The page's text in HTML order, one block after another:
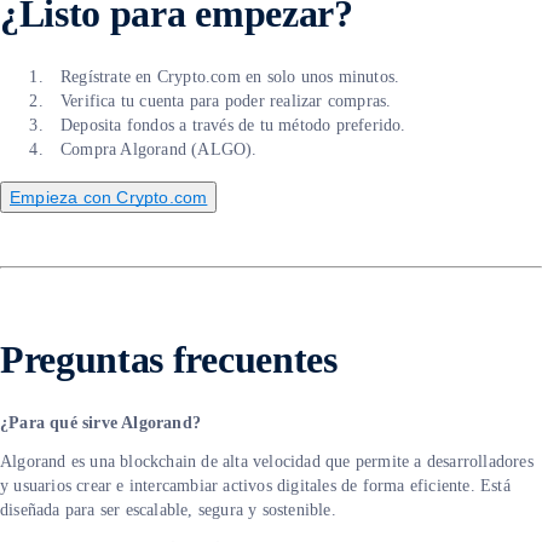
¿Listo para empezar?
Regístrate en Crypto.com en solo unos minutos.
Verifica tu cuenta para poder realizar compras.
Deposita fondos a través de tu método preferido.
Compra Algorand (ALGO).
Empieza con Crypto.com
Preguntas frecuentes
¿Para qué sirve Algorand?
Algorand es una blockchain de alta velocidad que permite a desarrolladores
y usuarios crear e intercambiar activos digitales de forma eficiente. Está
diseñada para ser escalable, segura y sostenible.